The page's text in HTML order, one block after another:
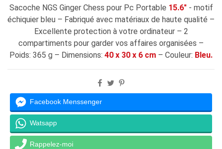
Sacoche NGS Ginger Chess pour Pc Portable 15.6" - motif
échiquier bleu – Fabriqué avec matériaux de haute qualité –
Excellente protection à votre ordinateur – 2
compartiments pour garder vos affaires organisées –
Poids: 365 g – Dimensions: 40 x 30 x 6 cm – Couleur: Bleu.
Facebook Menssenger
Watsapp
Rappelez-moi